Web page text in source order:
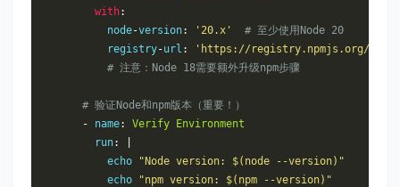
with:
          node
-version: '20.x'
# 至少使用Node 20
          registry
-url :
'https://registry.npmjs.org/'
# 注意：Node 18需要额外升级npm步骤
# 验证Node和npm版本（重要！）
- name: Verify Environment
        run
:
          echo
"Node version: $(node --version)"
          echo
"npm version: $(npm --version)"